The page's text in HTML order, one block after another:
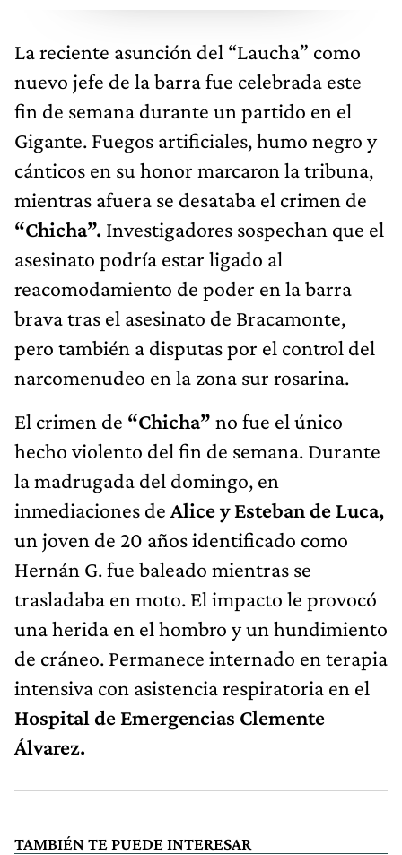
La reciente asunción del “Laucha” como
nuevo jefe de la barra fue celebrada este
fin de semana durante un partido en el
Gigante. Fuegos artificiales, humo negro y
cánticos en su honor marcaron la tribuna,
mientras afuera se desataba el crimen de
“Chicha”. Investigadores sospechan que el
asesinato podría estar ligado al
reacomodamiento de poder en la barra
brava tras el asesinato de Bracamonte,
pero también a disputas por el control del
narcomenudeo en la zona sur rosarina.
El crimen de “Chicha” no fue el único
hecho violento del fin de semana. Durante
la madrugada del domingo, en
inmediaciones de Alice y Esteban de Luca,
un joven de 20 años identificado como
Hernán G. fue baleado mientras se
trasladaba en moto. El impacto le provocó
una herida en el hombro y un hundimiento
de cráneo. Permanece internado en terapia
intensiva con asistencia respiratoria en el
Hospital de Emergencias Clemente
Álvarez.
TAMBIÉN TE PUEDE INTERESAR